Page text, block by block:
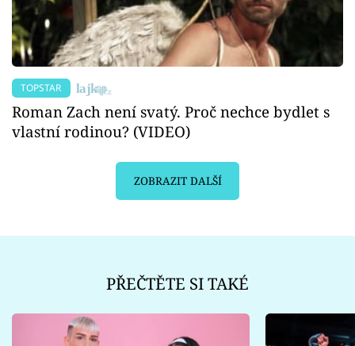
TOPSTAR
Roman Zach není svatý. Proč nechce bydlet s
vlastní rodinou? (VIDEO)
ZOBRAZIT DALŠÍ
PŘEČTĚTE SI TAKÉ